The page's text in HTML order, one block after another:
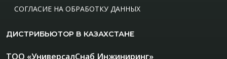
СОГЛАСИЕ НА ОБРАБОТКУ ДАННЫХ
ДИСТРИБЬЮТОР В КАЗАХСТАНЕ
ТОО «УниверсалСнаб Инжиниринг»